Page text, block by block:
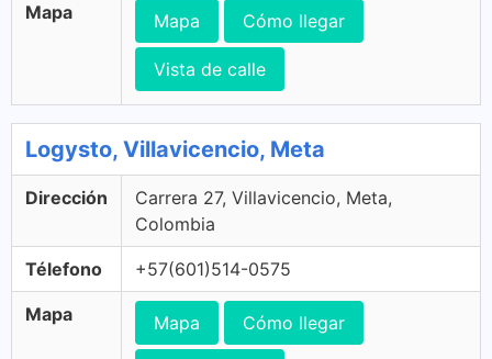
Mapa Mapa Cómo llegar
Vista de calle
Logysto, Villavicencio, Meta
Dirección
Carrera 27, Villavicencio, Meta,
Colombia
Télefono +57(601)514-0575
Mapa Mapa Cómo llegar